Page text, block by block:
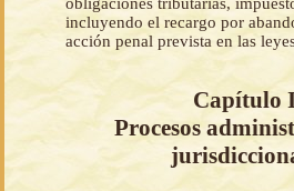
obligaciones tributarias,
incluyendo el recargo por
acción penal prevista en las
Capítulo
Procesos